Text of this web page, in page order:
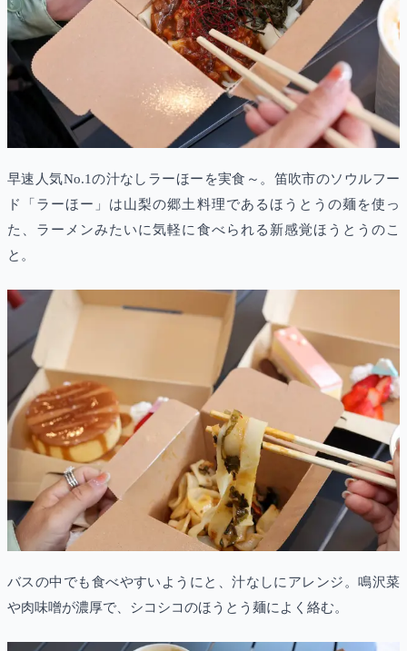
早速人気No.1の汁なしラーほーを実食～。笛吹市のソウルフー
ド「ラーほー」は山梨の郷土料理であるほうとうの麺を使っ
た、ラーメンみたいに気軽に食べられる新感覚ほうとうのこ
と。
バスの中でも食べやすいようにと、汁なしにアレンジ。鳴沢菜
や肉味噌が濃厚で、シコシコのほうとう麺によく絡む。